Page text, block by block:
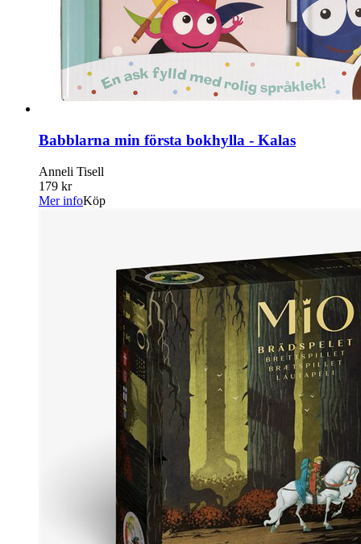
Babblarna min första bokhylla - Kalas
Anneli Tisell
179 kr
Mer infoKöp